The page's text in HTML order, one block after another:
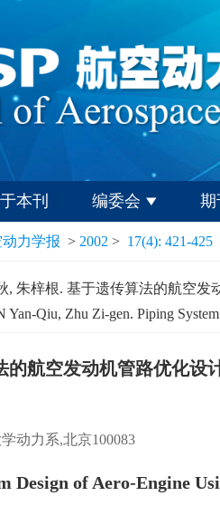
本刊 编委会 期
力学报 > 2002 > 17(4): 421-425
, 朱梓根. 基于遗传算法的航空发
Yan-Qiu, Zhu Zi-gen. Piping
的航空发动机管路优化设
动力系,北京100083
Design of Aero-Engine